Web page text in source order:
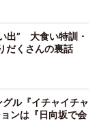
出” 大食い特訓・
だくさんの裏話
ル『イチャイチャ
ンは『日向坂で会